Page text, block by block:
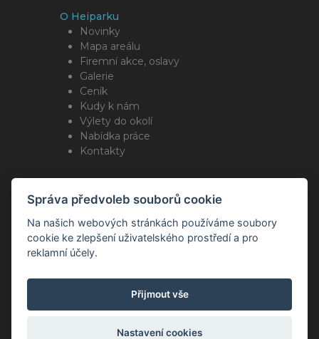
O Heiparku
Novinky
Mapa areálu
Firemní akce, oslavy
Galerie
Ceník
Kudy k nám
Výlety do okolí
Nabídka práce
Kontakty
Správa předvoleb souborů cookie
Na našich webových stránkách používáme soubory
cookie ke zlepšení uživatelského prostředí a pro
reklamní účely.
Přijmout vše
Nastavení cookies